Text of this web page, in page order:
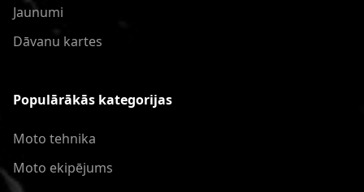
Jaunumi
Dāvanu kartes
Populārākās kategorijas
Moto tehnika
Moto ekipējums